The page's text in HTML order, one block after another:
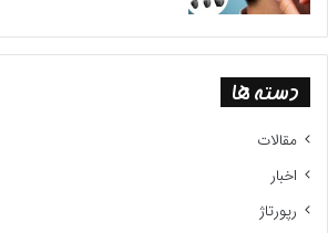
دسته ها
مقالات
اخبار
رپورتاژ